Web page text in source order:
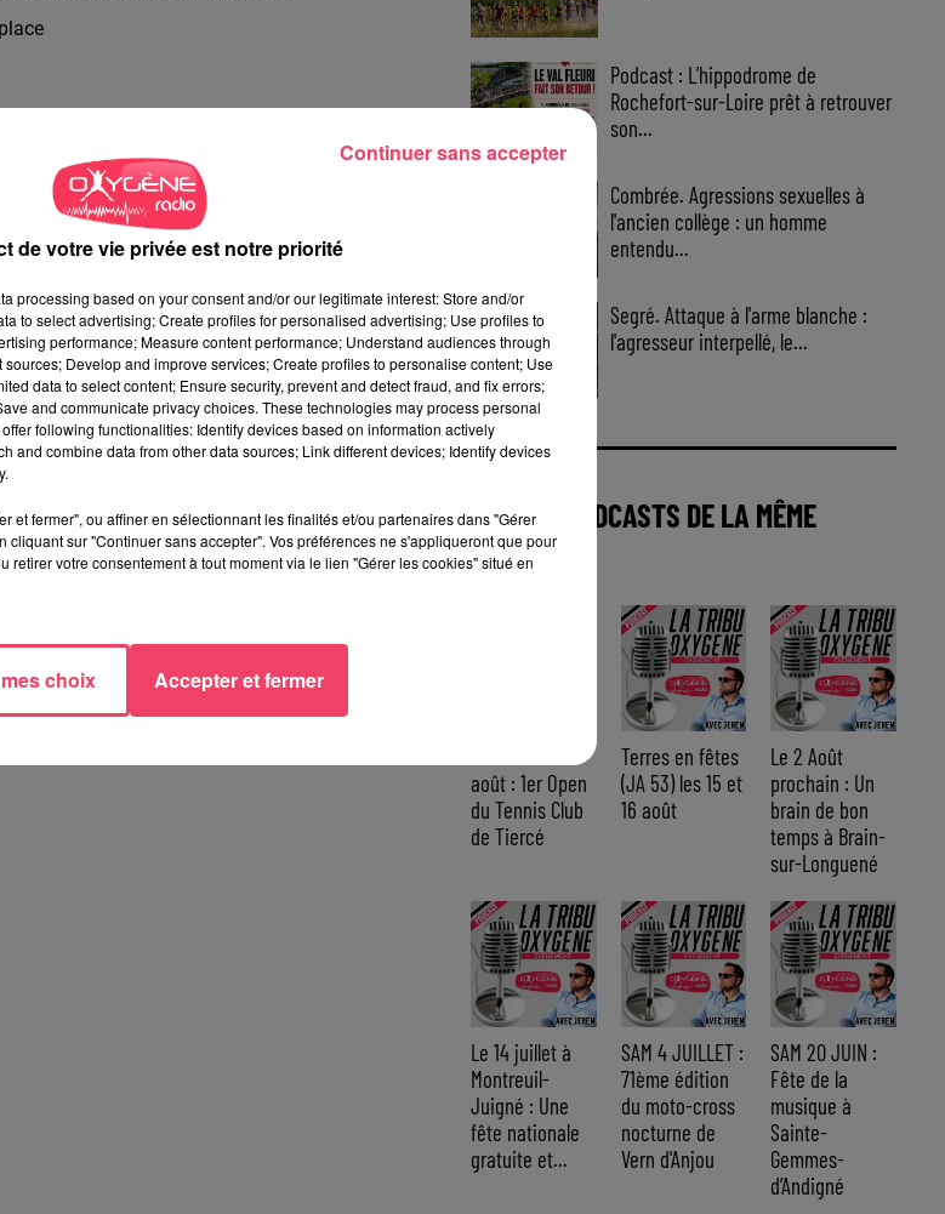
Podcast : L’hippodrome de
Rochefort-sur-Loire prêt à retrouver
son...
Combrée. Agressions sexuelles à
l'ancien collège : un homme
entendu...
Segré. Attaque à l'arme blanche :
l'agresseur interpellé, le...
AUTRES PODCASTS DE LA MÊME
CATÉGORIE
août : 1er Open
du Tennis Club
de Tiercé
Terres en fêtes
(JA 53) les 15 et
16 août
Le 2 Août
prochain : Un
brain de bon
temps à Brain-
sur-Longuené
Le 14 juillet à
Montreuil-
Juigné : Une
fête nationale
gratuite et...
SAM 4 JUILLET :
71ème édition
du moto-cross
nocturne de
Vern d'Anjou
SAM 20 JUIN :
Fête de la
musique à
Sainte-
Gemmes-
d’Andigné
de votre vie privée est notre priorité
processing based on your consent and/or our legitimate interest: Store and/or
to select advertising; Create profiles for personalised advertising; Use profiles to
performance; Measure content performance; Understand audiences through
Develop and improve services; Create profiles to personalise content; Use
data to select content; Ensure security, prevent and detect fraud, and fix errors;
and communicate privacy choices. These technologies may process personal
following functionalities: Identify devices based on information actively
and combine data from other data sources; Link different devices; Identify devices
et fermer", ou affiner en sélectionnant les finalités et/ou partenaires dans "Gérer
cliquant sur "Continuer sans accepter". Vos préférences ne s'appliqueront que pour
retirer votre consentement à tout moment via le lien "Gérer les cookies" situé en
choix Accepter et fermer
Continuer sans accepter